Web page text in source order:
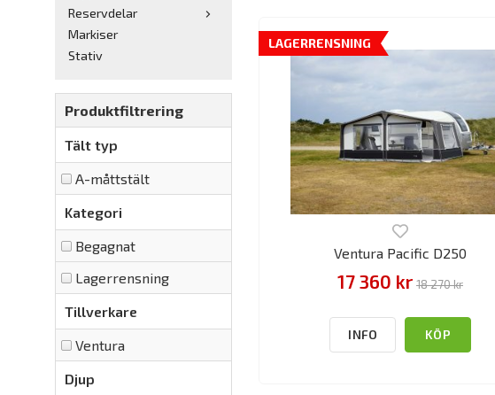
Reservdelar
Markiser
Stativ
Produktfiltrering
Tält typ
A-måttstält
Kategori
Begagnat
Lagerrensning
Tillverkare
Ventura
Djup
LAGERRENSNING
Ventura Pacific D250
17 360 kr 18 270 kr
INFO KÖP